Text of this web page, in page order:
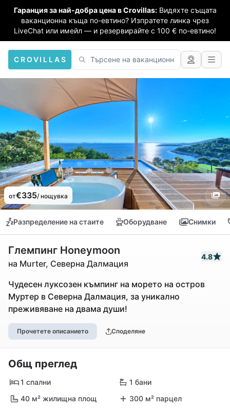
Гаранция за най-добра цена в Crovillas: Видяхте същата
ваканционна къща по-евтино? Изпратете линка чрез
LiveChat или имейл — и резервирайте с 100 € по-евтино!
CROVILLAS
от€335/ нощувка
Разпределение на стаите Оборудване Снимки
Глемпинг Honeymoon
на Murter, Северна Далмация
4.8
Чудесен луксозен къмпинг на морето на остров
Муртер в Северна Далмация, за уникално
преживяване на двама души!
Прочетете описанието Споделяне
Общ преглед
1 спални
1 бани
40 м² жилищна площ
300 м² парцел